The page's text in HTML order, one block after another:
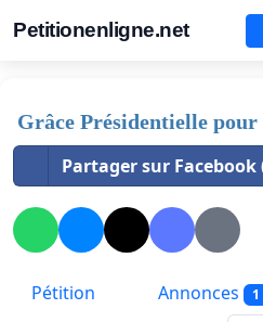
Petitionenligne.net
Grâce Présidentielle
Partager sur Facebook
Pétition Annonces 1